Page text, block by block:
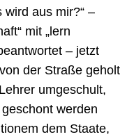
aus mir?“ –
mit „lern
– jetzt
der Straße geholt
umgeschult,
werden
dem Staate,